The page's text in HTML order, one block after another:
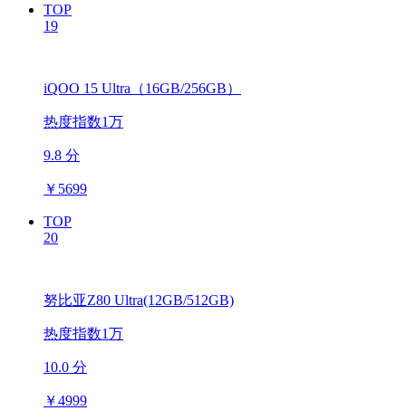
TOP
19
iQOO 15 Ultra（16GB/256GB）
热度指数1万
9.8 分
￥ 5699
TOP
20
努比亚Z80 Ultra(12GB/512GB)
热度指数1万
10.0 分
￥4999